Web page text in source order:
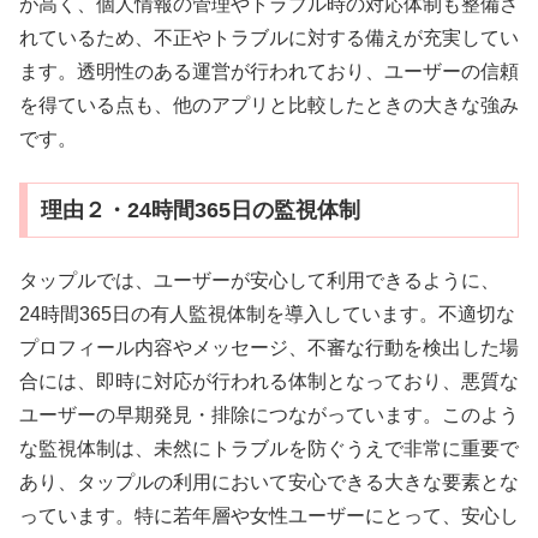
れているため、不正やトラブルに対する備えが充実してい
ます。透明性のある運営が行われており、ユーザーの信頼
を得ている点も、他のアプリと比較したときの大きな強み
です。
理由２・24時間365日の監視体制
タップルでは、ユーザーが安心して利用できるように、
24時間365日の有人監視体制を導入しています。不適切な
プロフィール内容やメッセージ、不審な行動を検出した場
合には、即時に対応が行われる体制となっており、悪質な
ユーザーの早期発見・排除につながっています。このよう
な監視体制は、未然にトラブルを防ぐうえで非常に重要で
あり、タップルの利用において安心できる大きな要素とな
っています。特に若年層や女性ユーザーにとって、安心し